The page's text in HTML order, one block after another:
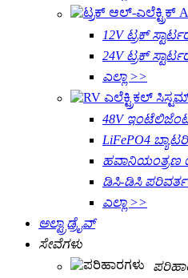
12V ಟ್ರಕ್
24V ಟ್ರಕ್
ಎಲ್ಲಾ >>
48V
LiFePO4 ಬ್ಯಾಟರಿ
ಹವಾನಿಯಂತ್ರಣ
ಡಿಸಿ-ಡಿಸಿ
ಎಲ್ಲಾ >>
ಅಲ್ಟ್ರಾಡ್ರೈವ್
ಸೇವೆಗಳು